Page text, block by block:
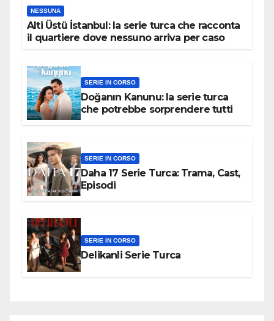
NESSUNA
Alti Üstü İstanbul: la serie turca che racconta
il quartiere dove nessuno arriva per caso
SERIE IN CORSO
Doğanın Kanunu: la serie turca
che potrebbe sorprendere tutti
SERIE IN CORSO
Daha 17 Serie Turca: Trama, Cast,
Episodi
SERIE IN CORSO
Delikanli Serie Turca